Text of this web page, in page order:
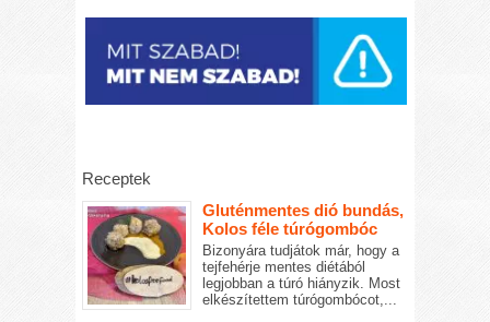
Receptek
Gluténmentes dió bundás,
Kolos féle túrógombóc
Bizonyára tudjátok már, hogy a
tejfehérje mentes diétából
legjobban a túró hiányzik. Most
elkészítettem túrógombócot,...